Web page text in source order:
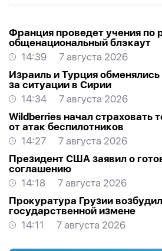
Франция проведет учения по
общенациональный блэкаут
14:39
7 августа 2026
Израиль и Турция
за ситуации в Сирии
14:34
7 августа 2026
Wildberries начал страховать
от атак беспилотников
14:27
7 августа 2026
Президент США заявил о
соглашению
14:18
7 августа 2026
Прокуратура Грузии
государственной измене
14:11
7 августа 2026